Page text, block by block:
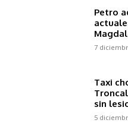
Petro
7
Taxi
sin
5